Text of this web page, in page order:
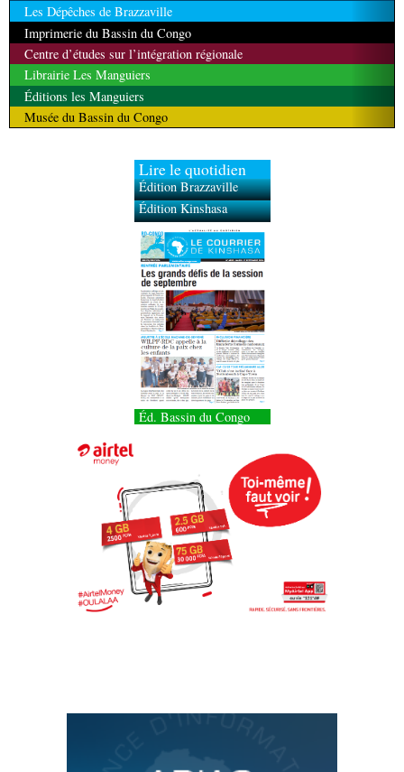
Les Dépêches de Brazzaville
Imprimerie du Bassin du Congo
Centre d’études sur l’intégration régionale
Librairie Les Manguiers
Éditions les Manguiers
Musée du Bassin du Congo
Lire le quotidien
Édition Brazzaville
Édition Kinshasa
Éd. Bassin du Congo